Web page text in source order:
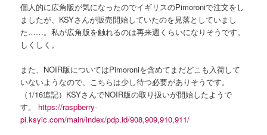
個人的に広角版が気になったのでイギリスのPimoroniで注文をし
ましたが、KSYさんが販売開始していたのを見落としていまし
た……。私が広角版を触れるのは再来週くらいになりそうです。
しくしく。
また、NOIR版についてはPimoroniを含めてまだどこも入荷して
いないようなので、こちらは少し待つ必要がありそうです。
（1/16追記）KSYさんでNOIR版の取り扱いが開始したようで
す。 https://raspberry-
pi.ksyic.com/main/index/pdp.id/908,909,910,911/